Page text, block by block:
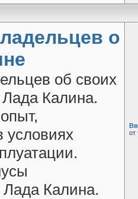
о
об своих
Калина.
условиях
Калина.
от